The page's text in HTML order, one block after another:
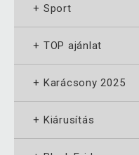
+ Sport
+ TOP ajánlat
+ Karácsony 2025
+ Kiárusítás